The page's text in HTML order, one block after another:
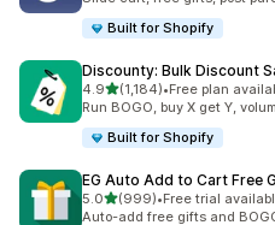
Built for Shopify
Discounty: Bulk Discount
4.95つ星中
(1,184)
合計レビュー数：1184件
•Free plan
Run BOGO, buy X get Y,
Built for Shopify
EG Auto Add to Cart Free
5.05つ星中
(999)
合計レビュー数：999件
•Free trial
Auto-add free gifts and